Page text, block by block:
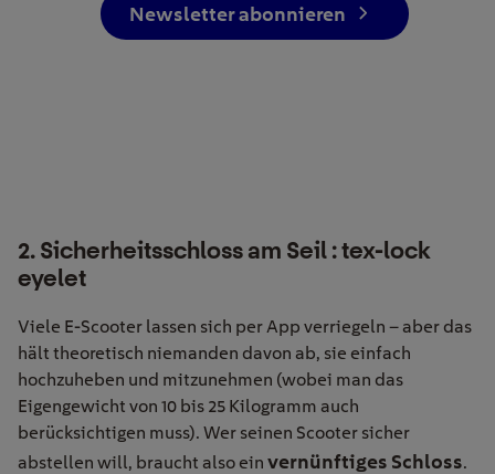
Newsletter abonnieren
2. Sicherheitsschloss am Seil : tex-lock
eyelet
Viele E-Scooter lassen sich per App verriegeln – aber das
hält theoretisch niemanden davon ab, sie einfach
hochzuheben und mitzunehmen (wobei man das
Eigengewicht von 10 bis 25 Kilogramm auch
berücksichtigen muss). Wer seinen Scooter sicher
abstellen will, braucht also ein vernünftiges Schloss.